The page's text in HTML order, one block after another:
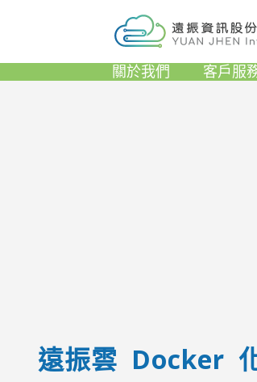
關於我們 客戶服
遠振雲 Docker